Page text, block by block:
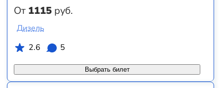
От 1115 руб.
Выбрать билет
Дизель
2.6
5